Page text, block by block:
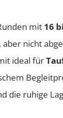
mit 16
aber nicht
ideal für
die ruhige